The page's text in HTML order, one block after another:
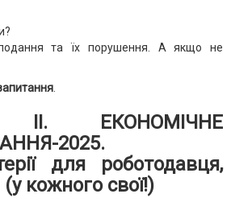
та їх порушення. А якщо не
.
ІІ. ЕКОНОМІЧНЕ
2025.
для роботодавця,
кожного свої!)